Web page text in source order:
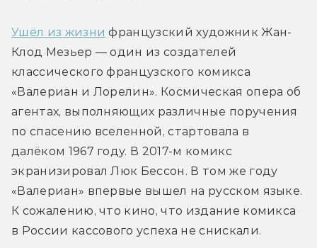
Ушёл из жизни французский художник Жан-
Клод Мезьер — один из создателей
классического французского комикса
«Валериан и Лорелин». Космическая опера об
агентах, выполняющих различные поручения
по спасению вселенной, стартовала в
далёком 1967 году. В 2017-м комикс
экранизировал Люк Бессон. В том же году
«Валериан» впервые вышел на русском языке.
К сожалению, что кино, что издание комикса
в России кассового успеха не снискали.